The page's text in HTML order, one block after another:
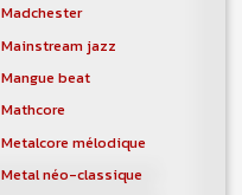
Madchester
Mainstream jazz
Mangue beat
Mathcore
Metalcore mélodique
Metal néo-classique